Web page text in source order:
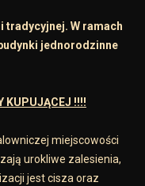
tradycyjnej. W ramach
jednorodzinne
KUPUJĄCEJ !!!!
miejscowości
urokliwe zalesienia,
jest cisza oraz